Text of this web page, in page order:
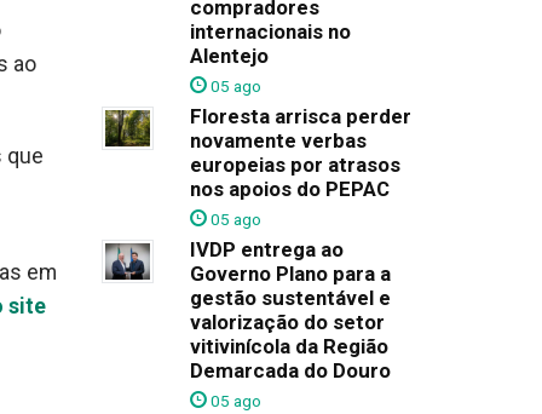
ao
que
em
site
compradores
internacionais no
Alentejo
05 ago
Floresta arrisca perder
novamente verbas
europeias por atrasos
nos apoios do PEPAC
05 ago
IVDP entrega ao
Governo Plano para a
gestão sustentável e
valorização do setor
vitivinícola da Região
Demarcada do Douro
05 ago